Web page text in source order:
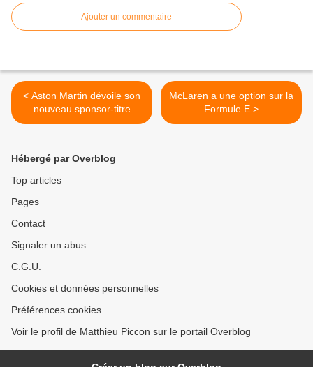
Ajouter un commentaire
< Aston Martin dévoile son
nouveau sponsor-titre
McLaren a une option sur la
Formule E >
Hébergé par Overblog
Top articles
Pages
Contact
Signaler un abus
C.G.U.
Cookies et données personnelles
Préférences cookies
Voir le profil de Matthieu Piccon sur le portail Overblog